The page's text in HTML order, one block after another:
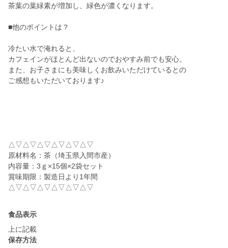
茶葉の葉緑素が増加し、緑色が濃くなります。
■他のポイントは？
冷たい水で淹れると、
カフェインがほとんど出ないのでおやすみ前でも安心。
また、お子さまにも美味しくお飲みいただけているとの
ご感想もいただいております♪
△▽△▽△▽△▽△▽△▽
原材料名：茶（埼玉県入間市産）
内容量：3ｇ×15個×2袋セット
賞味期限：製造日より1年間
△▽△▽△▽△▽△▽△▽
食品表示
上に記載
保存方法